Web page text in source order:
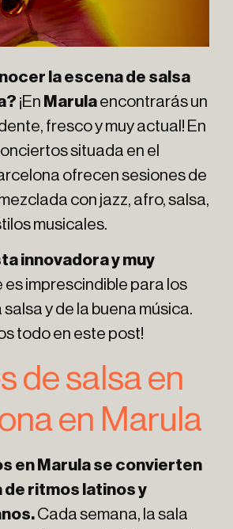
la escena de salsa
¡En Marulaencontrarás un
fresco y muy actual! En
situada en el
ofrecen sesiones de
con jazz, afro, salsa,
musicales.
innovadora y muy
es imprescindible para los
y de la buena música.
todo en este post!
de salsa en
en Marula
en Marula se convierten
de ritmos latinos y
Cada semana, la sala